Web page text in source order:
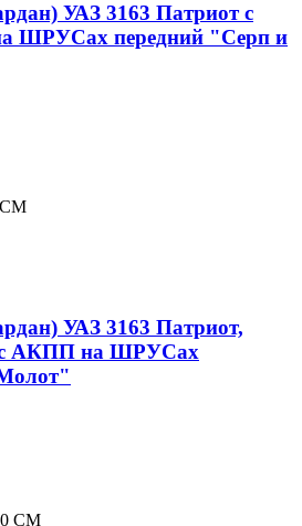
УАЗ 3163 Патриот с
ШРУСах передний "Серп и
СМ
УАЗ 3163 Патриот,
с АКПП на ШРУСах
СМ